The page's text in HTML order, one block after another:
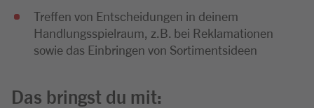
Treffen von Entscheidungen in deinem
Handlungsspielraum, z.B. bei Reklamationen
sowie das Einbringen von Sortimentsideen
Das bringst du mit: